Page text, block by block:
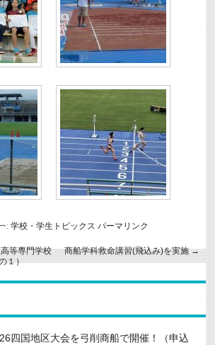
:学校・学生トピックス パーマリンク
等専門学校
１）
商船学科救命講習(飛込み)を実施→
四国地区大会を弓削商船で開催！（申込